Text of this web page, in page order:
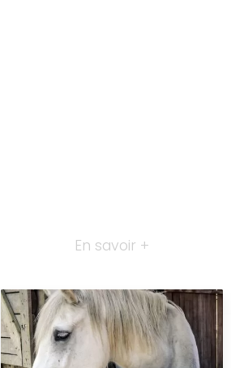
En savoir +